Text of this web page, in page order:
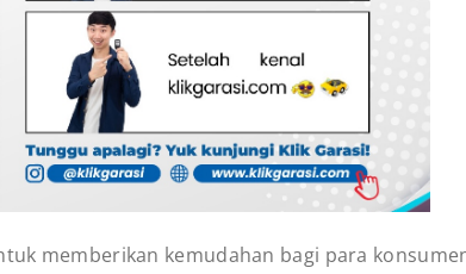
memberikan kemudahan bagi para